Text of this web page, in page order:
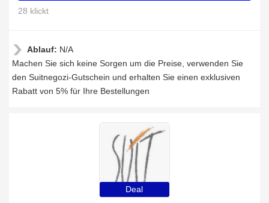
28 klickt
Ablauf: N/A
Machen Sie sich keine Sorgen um die Preise, verwenden Sie
den Suitnegozi-Gutschein und erhalten Sie einen exklusiven
Rabatt von 5% für Ihre Bestellungen
Deal